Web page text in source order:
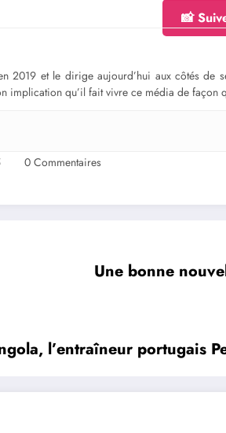
📸
2019 et le dirige aujourd’hui aux côtés de
implication qu’il fait vivre ce média de façon
0 Commentaires
Une bonne
l’entraîneur portugais